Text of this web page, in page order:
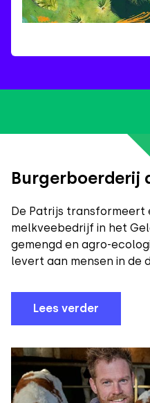
Burgerboerderij
De Patrijs transformeert
melkveebedrijf in het
gemengd en agro-
levert aan mensen in de
Lees verder